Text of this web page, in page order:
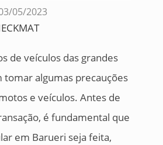
05/2023
de veículos das grandes
tomar algumas precauções
e veículos. Antes de
é fundamental que
em Barueri seja feita,